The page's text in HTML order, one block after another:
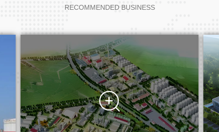
RECOMMENDED BUSINESS
